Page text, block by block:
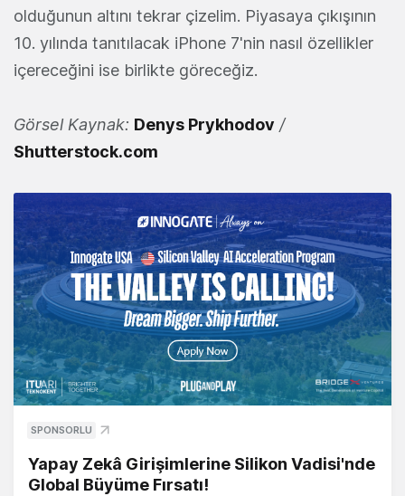
olduğunun altını tekrar çizelim. Piyasaya çıkışının
10. yılında tanıtılacak iPhone 7'nin nasıl özellikler
içereceğini ise birlikte göreceğiz.
Görsel Kaynak: Denys Prykhodov /
Shutterstock.com
SPONSORLU
Yapay Zekâ Girişimlerine Silikon Vadisi'nde
Global Büyüme Fırsatı!